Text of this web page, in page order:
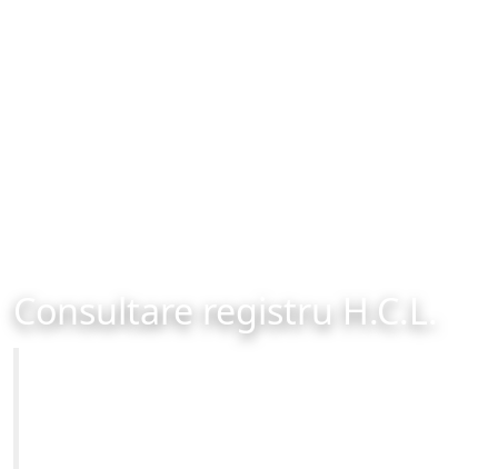
Consultare registru H.C.L.